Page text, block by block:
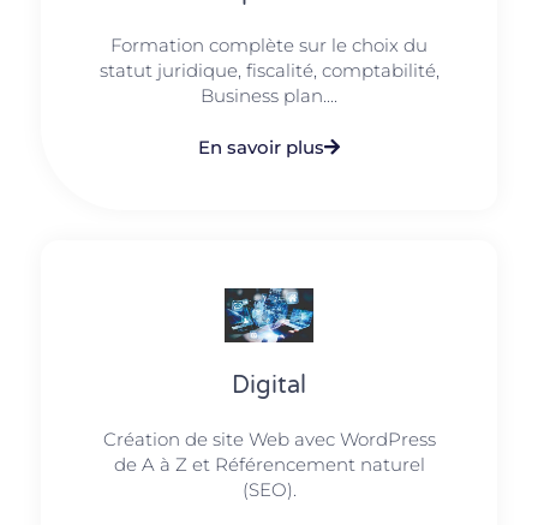
Formation complète sur le choix du
statut juridique, fiscalité, comptabilité,
Business plan....
En savoir plus
Digital
Création de site Web avec WordPress
de A à Z et Référencement naturel
(SEO).